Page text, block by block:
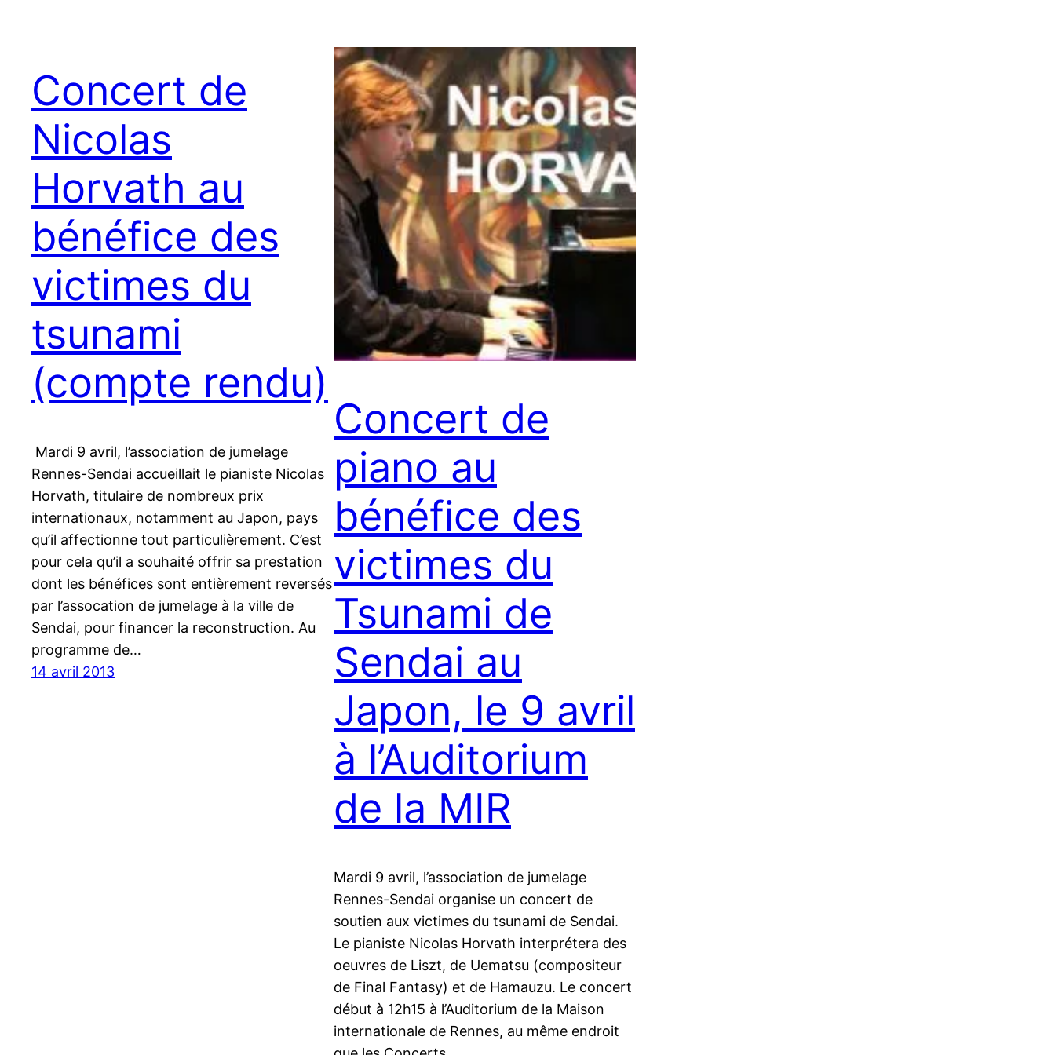
Concert de
Nicolas
Horvath au
bénéfice des
victimes du
tsunami
(compte rendu)
Mardi 9 avril, l’association de jumelage
Rennes-Sendai accueillait le pianiste Nicolas
Horvath, titulaire de nombreux prix
internationaux, notamment au Japon, pays
qu’il affectionne tout particulièrement. C’est
pour cela qu’il a souhaité offrir sa prestation
dont les bénéfices sont entièrement reversés
par l’assocation de jumelage à la ville de
Sendai, pour financer la reconstruction. Au
programme de…
14 avril 2013
Concert de
piano au
bénéfice des
victimes du
Tsunami de
Sendai au
Japon, le 9 avril
à l’Auditorium
de la MIR
Mardi 9 avril, l’association de jumelage
Rennes-Sendai organise un concert de
soutien aux victimes du tsunami de Sendai.
Le pianiste Nicolas Horvath interprétera des
oeuvres de Liszt, de Uematsu (compositeur
de Final Fantasy) et de Hamauzu. Le concert
début à 12h15 à l’Auditorium de la Maison
internationale de Rennes, au même endroit